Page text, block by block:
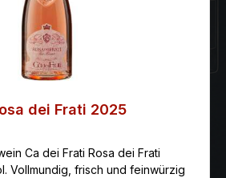
dei Frati 2025
Ca dei Frati Rosa dei Frati
Vollmundig, frisch und feinwürzig